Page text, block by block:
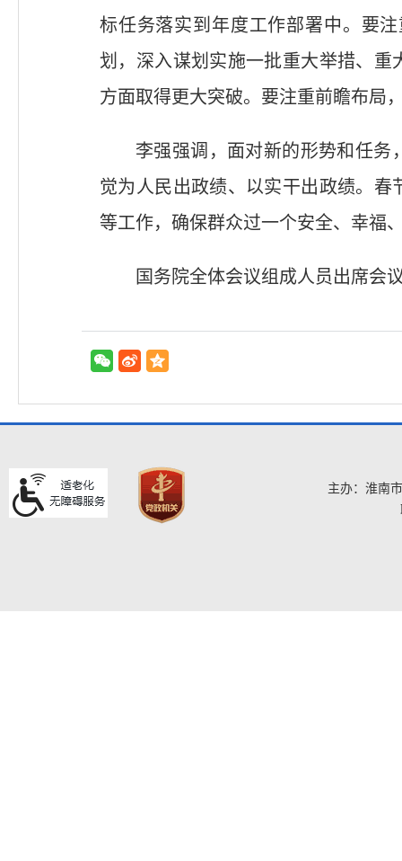
标任务落实到年度工作部署中。要
划，深入谋划实施一批重大举措、
方面取得更大突破。要注重前瞻布局
李强强调，面对新的形势和任务
觉为人民出政绩、以实干出政绩。
等工作，确保群众过一个安全、幸福
国务院全体会议组成人员出席会
主办：淮南